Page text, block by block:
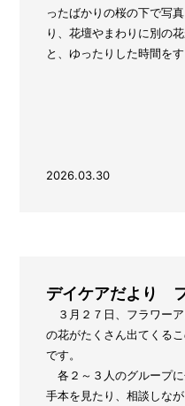
ったばかりの桜の下で写
り、花壇やまわりに別の
と、ゆったりした時間をす
2026.03.30
デイケアだより
３月２７日、フラワー
の花がたくさん出てくる
です。
各２～３人のグループ
手本を見たり、相談しな